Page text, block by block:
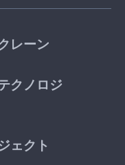
レーン
クノロジ
ェクト